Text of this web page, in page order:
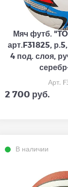
Мяч футб.
арт.F31825,
4 под. слоя,
Арт.
2 700 руб.
В наличии